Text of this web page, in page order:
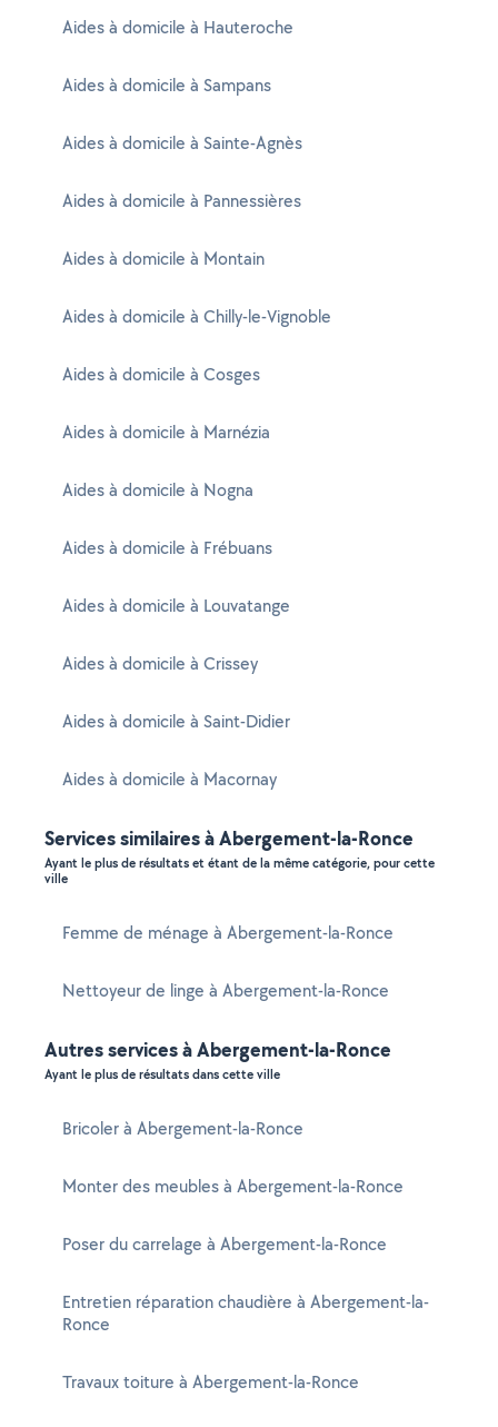
Aides à domicile à Hauteroche
Aides à domicile à Sampans
Aides à domicile à Sainte-Agnès
Aides à domicile à Pannessières
Aides à domicile à Montain
Aides à domicile à Chilly-le-Vignoble
Aides à domicile à Cosges
Aides à domicile à Marnézia
Aides à domicile à Nogna
Aides à domicile à Frébuans
Aides à domicile à Louvatange
Aides à domicile à Crissey
Aides à domicile à Saint-Didier
Aides à domicile à Macornay
Services similaires à Abergement-la-Ronce
Ayant le plus de résultats et étant de la même catégorie, pour cette
ville
Femme de ménage à Abergement-la-Ronce
Nettoyeur de linge à Abergement-la-Ronce
Autres services à Abergement-la-Ronce
Ayant le plus de résultats dans cette ville
Bricoler à Abergement-la-Ronce
Monter des meubles à Abergement-la-Ronce
Poser du carrelage à Abergement-la-Ronce
Entretien réparation chaudière à Abergement-la-
Ronce
Travaux toiture à Abergement-la-Ronce